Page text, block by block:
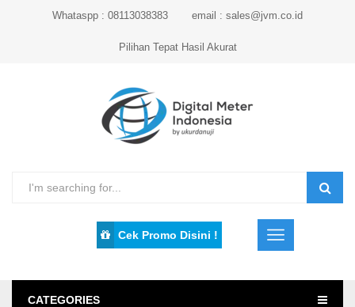
Whataspp : 08113038383 email : sales@jvm.co.id
Pilihan Tepat Hasil Akurat
Cek Promo Disini !
CATEGORIES